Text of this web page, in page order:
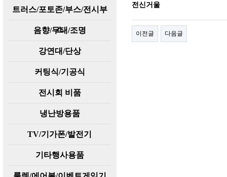
트러스/포토존/부스/전시부
스
음향/무대/조명
강연대/단상
커팅식/기공식
전시회 비품
냉난방용품
TV/기가폰/발전기
기타행사용품
전신거울
이전글 다음글